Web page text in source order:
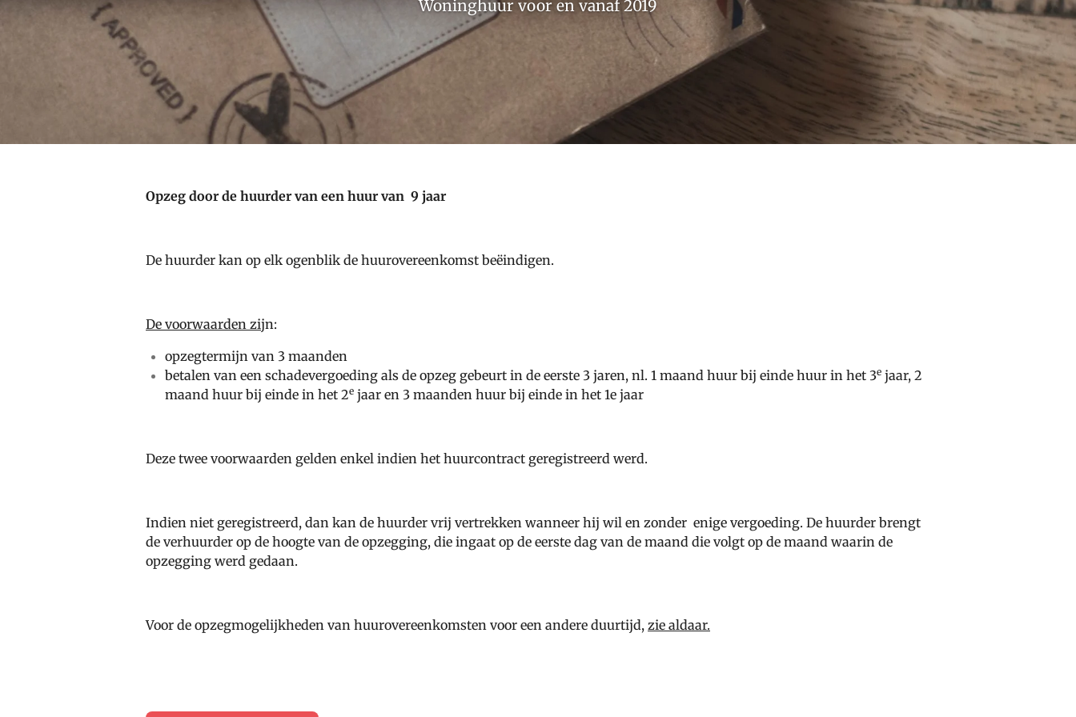
Woninghuur voor en vanaf 2019
Opzeg door de huurder van een huur van 9 jaar
De huurder kan op elk ogenblik de huurovereenkomst beëindigen.
De voorwaarden zijn:
opzegtermijn van 3 maanden
betalen van een schadevergoeding als de opzeg gebeurt in de eerste 3 jaren, nl. 1 maand huur bij einde huur in het 3e jaar, 2
maand huur bij einde in het 2e jaar en 3 maanden huur bij einde in het 1e jaar
Deze twee voorwaarden gelden enkel indien het huurcontract geregistreerd werd.
Indien niet geregistreerd, dan kan de huurder vrij vertrekken wanneer hij wil en zonder enige vergoeding. De huurder brengt
de verhuurder op de hoogte van de opzegging, die ingaat op de eerste dag van de maand die volgt op de maand waarin de
opzegging werd gedaan.
Voor de opzegmogelijkheden van huurovereenkomsten voor een andere duurtijd, zie aldaar.